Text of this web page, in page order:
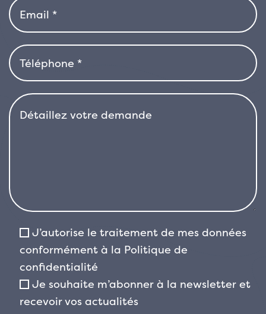
optimale, un sol riche et bien arrosé est
recommandé. La taille permet de la tailler
facilement, ce qui lui permet de rester
compacte et de l’adapter à différents besoins
esthétiques ou spatiaux.
J’autorise le traitement de mes données
conformément à la Politique de
confidentialité
Je souhaite m’abonner à la newsletter et
recevoir vos actualités